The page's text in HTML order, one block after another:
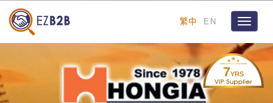
繁中 EN
Toggle
7YRS